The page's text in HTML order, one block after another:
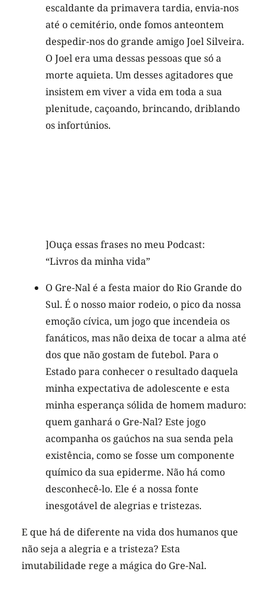
escaldante da primavera tardia, envia-nos
até o cemitério, onde fomos anteontem
despedir-nos do grande amigo Joel Silveira.
O Joel era uma dessas pessoas que só a
morte aquieta. Um desses agitadores que
insistem em viver a vida em toda a sua
plenitude, caçoando, brincando, driblando
os infortúnios.
]Ouça essas frases no meu Podcast:
“Livros da minha vida”
O Gre-Nal é a festa maior do Rio Grande do
Sul. É o nosso maior rodeio, o pico da nossa
emoção cívica, um jogo que incendeia os
fanáticos, mas não deixa de tocar a alma até
dos que não gostam de futebol. Para o
Estado para conhecer o resultado daquela
minha expectativa de adolescente e esta
minha esperança sólida de homem maduro:
quem ganhará o Gre-Nal? Este jogo
acompanha os gaúchos na sua senda pela
existência, como se fosse um componente
químico da sua epiderme. Não há como
desconhecê-lo. Ele é a nossa fonte
inesgotável de alegrias e tristezas.
E que há de diferente na vida dos humanos que
não seja a alegria e a tristeza? Esta
imutabilidade rege a mágica do Gre-Nal.